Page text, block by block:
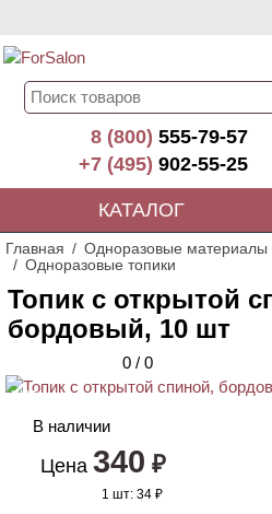
8 (800)555-79-57
+7 (495)902-55-25
КАТАЛОГ
Главная Одноразовые материалы
Одноразовые топики
Топик с открытой
бордовый, 10 шт
0 / 0
ХИТ
В наличии
Цена 340 ₽
1 шт:34 ₽